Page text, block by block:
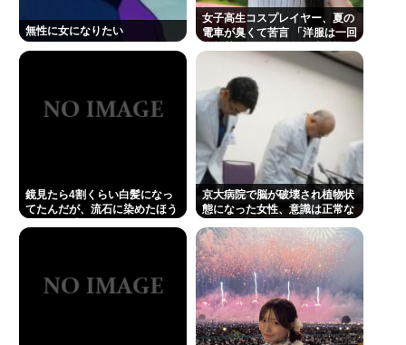
佐藤二朗さんと橋本愛さん、騒動1ヶ月後にそれぞれ
SNS復帰し初ツイートが出揃う
Powered by livedoor 相互RSS
無性に女になりたい
女子高生コスプレイヤー、夏の
電車が臭くて苦言 「洋服は一回
キッチンハイター薄めた水で一
回まわそう！」
鏡見たら4割くらい白髪になっ
てたんだが、流石に染めたほう
京大病院で脳が破壊され植物状
態になった女性、意識は正常な